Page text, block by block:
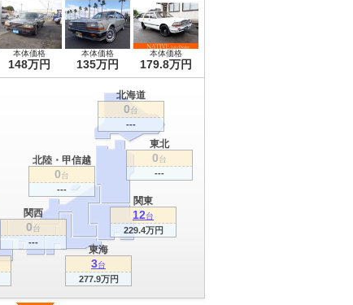
本体価格
148万円
本体価格
135万円
本体価格
179.8万円
関東
12台
229.4万円
関西
0台
---
東海
3台
277.9万円
北海道
0台
---
東北
0台
---
北陸・甲信越
0台
---